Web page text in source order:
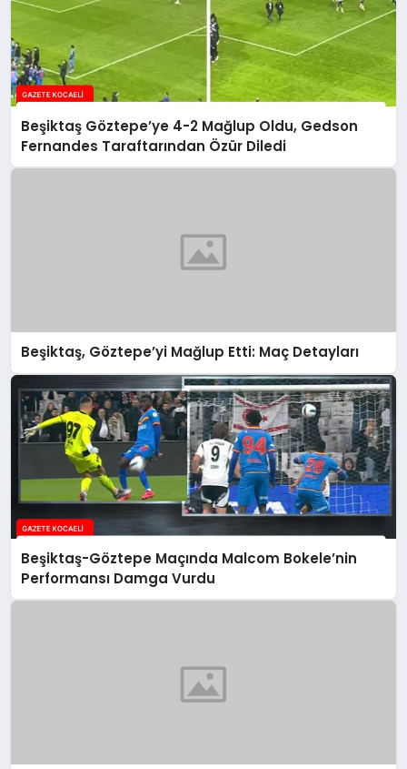
Beşiktaş Göztepe’ye 4-2 Mağlup Oldu, Gedson
Fernandes Taraftarından Özür Diledi
Beşiktaş, Göztepe’yi Mağlup Etti: Maç Detayları
Beşiktaş-Göztepe Maçında Malcom Bokele’nin
Performansı Damga Vurdu